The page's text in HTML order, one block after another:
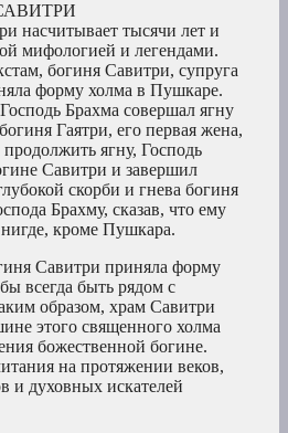
насчитывает тысячи лет и
мифологией и легендами.
богиня Савитри, супруга
форму холма в Пушкаре.
Брахма совершал ягну
Гаятри, его первая жена,
ягну, Господь
Савитри и завершил
скорби и гнева богиня
Брахму, сказав, что ему
нигде, кроме Пушкара.
Савитри приняла форму
всегда быть рядом с
образом, храм Савитри
этого священного холма
божественной богине.
на протяжении веков,
и духовных искателей